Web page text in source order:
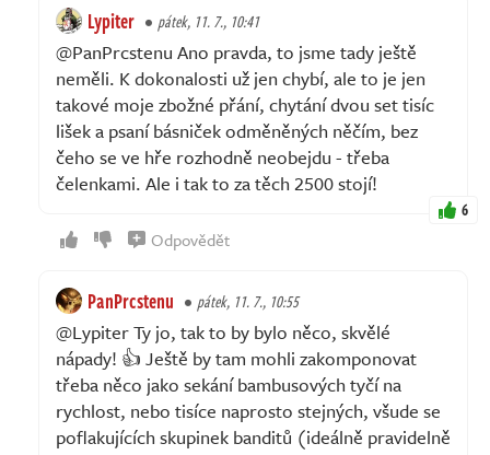
Lypiter pátek, 11. 7., 10:41
@PanPrcstenu Ano pravda, to jsme tady ještě
neměli. K dokonalosti už jen chybí, ale to je jen
takové moje zbožné přání, chytání dvou set tisíc
lišek a psaní básniček odměněných něčím, bez
čeho se ve hře rozhodně neobejdu - třeba
čelenkami. Ale i tak to za těch 2500 stojí!
6
Odpovědět
PanPrcstenu pátek, 11. 7., 10:55
@Lypiter Ty jo, tak to by bylo něco, skvělé
nápady! 👍 Ještě by tam mohli zakomponovat
třeba něco jako sekání bambusových tyčí na
rychlost, nebo tisíce naprosto stejných, všude se
poflakujících skupinek banditů (ideálně pravidelně